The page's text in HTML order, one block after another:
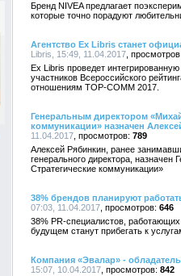
Бренд NIVEA предлагает
которые точно порадуют
Агентство Ex Libris станет
Libris, 15:49, 11.04.2017
Ex Libris проведет
участников Всероссийского
отношениям TOP-COMM 2017.
Генеральным директором
коммуникации» назначен
11.04.2017
789
Алексей Рябинкин, ранее
генерального директора,
Стратегические коммуникации»
38% брендов планируют
07:03, 11.04.2017
646
38% PR-специалистов,
будущем станут прибегать к
Компания «Эвалар» -
15:07, 10.04.2017
842